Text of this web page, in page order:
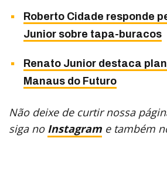
Roberto Cidade responde
Junior sobre tapa-buracos
Renato Junior destaca
Manaus do Futuro
Não deixe de curtir nossa
siga no Instagram e também